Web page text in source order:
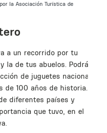
la Asociación Turística de
a un recorrido por tu
de tus abuelos. Podrás
de juguetes nacionales
de 100 años de historia.
diferentes países y
que tuvo, en el